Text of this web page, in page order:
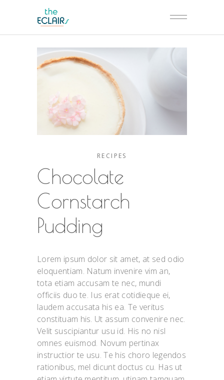
RECIPES
Chocolate
Cornstarch
Pudding
Lorem ipsum dolor sit amet, at sed odio
eloquentiam. Natum invenire vim an,
tota etiam accusam te nec, mundi
officiis duo te. Ius erat cotidieque ei,
laudem accusata his ea. Te veritus
constituam his. Ut assum convenire nec.
Velit suscipiantur usu id. His no nisl
omnes euismod. Novum pertinax
instructior te usu. Te his choro legendos
rationibus, mel dicunt doctus cu. Has ut